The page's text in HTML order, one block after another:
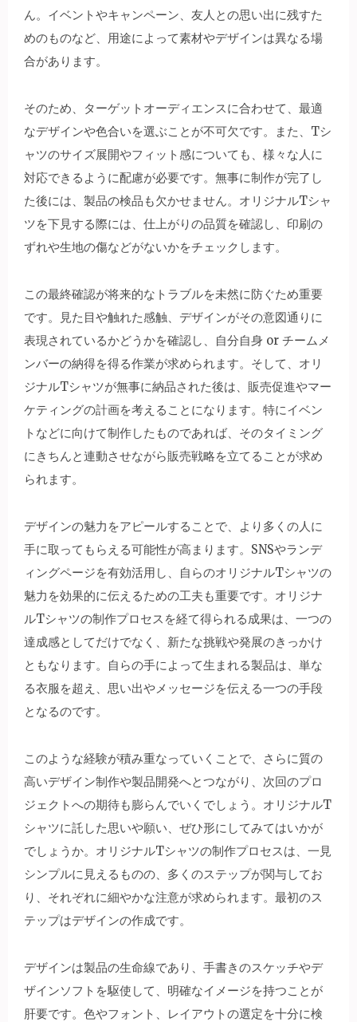
ん。イベントやキャンペーン、友人との思い出に残すた
めのものなど、用途によって素材やデザインは異なる場
合があります。
そのため、ターゲットオーディエンスに合わせて、最適
なデザインや色合いを選ぶことが不可欠です。また、Tシ
ャツのサイズ展開やフィット感についても、様々な人に
対応できるように配慮が必要です。無事に制作が完了し
た後には、製品の検品も欠かせません。オリジナルTシャ
ツを下見する際には、仕上がりの品質を確認し、印刷の
ずれや生地の傷などがないかをチェックします。
この最終確認が将来的なトラブルを未然に防ぐため重要
です。見た目や触れた感触、デザインがその意図通りに
表現されているかどうかを確認し、自分自身 or チームメ
ンバーの納得を得る作業が求められます。そして、オリ
ジナルTシャツが無事に納品された後は、販売促進やマー
ケティングの計画を考えることになります。特にイベン
トなどに向けて制作したものであれば、そのタイミング
にきちんと連動させながら販売戦略を立てることが求め
られます。
デザインの魅力をアピールすることで、より多くの人に
手に取ってもらえる可能性が高まります。SNSやランデ
ィングページを有効活用し、自らのオリジナルTシャツの
魅力を効果的に伝えるための工夫も重要です。オリジナ
ルTシャツの制作プロセスを経て得られる成果は、一つの
達成感としてだけでなく、新たな挑戦や発展のきっかけ
ともなります。自らの手によって生まれる製品は、単な
る衣服を超え、思い出やメッセージを伝える一つの手段
となるのです。
このような経験が積み重なっていくことで、さらに質の
高いデザイン制作や製品開発へとつながり、次回のプロ
ジェクトへの期待も膨らんでいくでしょう。オリジナルT
シャツに託した思いや願い、ぜひ形にしてみてはいかが
でしょうか。オリジナルTシャツの制作プロセスは、一見
シンプルに見えるものの、多くのステップが関与してお
り、それぞれに細やかな注意が求められます。最初のス
テップはデザインの作成です。
デザインは製品の生命線であり、手書きのスケッチやデ
ザインソフトを駆使して、明確なイメージを持つことが
肝要です。色やフォント、レイアウトの選定を十分に検